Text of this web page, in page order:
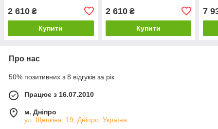
2 610 ₴
Купити
2 610₴
Купити
7
Про нас
50% позитивних з 8 відгуків за рік
Працює з 16.07.2010
м. Дніпро
ул. Щепкіна, 19, Дніпро, Україна